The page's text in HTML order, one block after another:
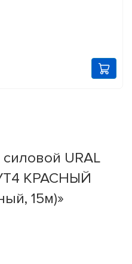
URAL
КРАСНЫЙ
15м)»